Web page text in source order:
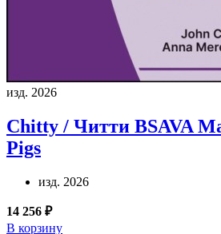
изд. 2026
Chitty / Читти BSAVA
Pigs
изд. 2026
14 256 ₽
В корзину